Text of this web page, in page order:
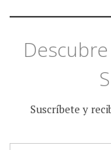
Suscríbete y
ESCRIBE TU CORREO ELECTRÓNICO…